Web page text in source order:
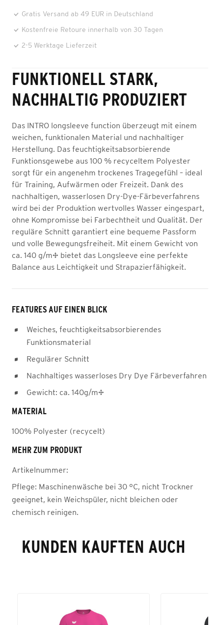
Gratis Versand ab 49 EUR in Deutschland
Kostenfreie Retoure innerhalb von 30 Tagen
2-5 Werktage Lieferzeit
FUNKTIONELL STARK,
NACHHALTIG PRODUZIERT
Das INTRO longsleeve function überzeugt mit einem
weichen, funktionalen Material und nachhaltiger
Herstellung. Das feuchtigkeitsabsorbierende
Funktionsgewebe aus 100 % recyceltem Polyester
sorgt für ein angenehm trockenes Tragegefühl – ideal
für Training, Aufwärmen oder Freizeit. Dank des
nachhaltigen, wasserlosen Dry-Dye-Färbeverfahrens
wird bei der Produktion wertvolles Wasser eingespart,
ohne Kompromisse bei Farbechtheit und Qualität. Der
reguläre Schnitt garantiert eine bequeme Passform
und volle Bewegungsfreiheit. Mit einem Gewicht von
ca. 140 g/m² bietet das Longsleeve eine perfekte
Balance aus Leichtigkeit und Strapazierfähigkeit.
FEATURES AUF EINEN BLICK
Weiches, feuchtigkeitsabsorbierendes
Funktionsmaterial
Regulärer Schnitt
Nachhaltiges wasserloses Dry Dye Färbeverfahren
Gewicht: ca. 140g/m²
MATERIAL
100% Polyester (recycelt)
MEHR ZUM PRODUKT
Artikelnummer:
Pflege: Maschinenwäsche bei 30 °C, nicht Trockner
geeignet, kein Weichspüler, nicht bleichen oder
chemisch reinigen.
KUNDEN KAUFTEN AUCH